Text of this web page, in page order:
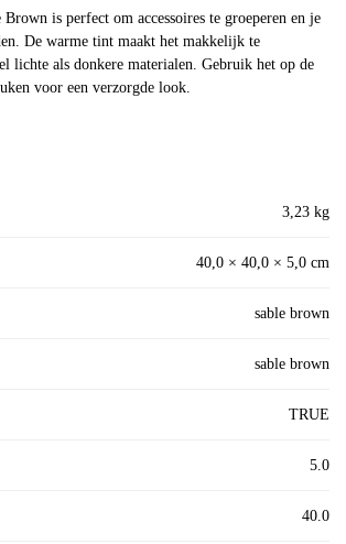
is perfect om accessoires te groeperen en je
De warme tint maakt het makkelijk te
lichte als donkere materialen. Gebruik het op de
voor een verzorgde look.
3,23 kg
40,0 × 40,0 × 5,0 cm
sable brown
sable brown
TRUE
5.0
40.0